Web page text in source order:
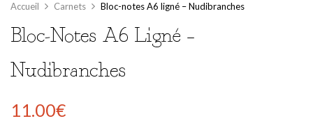
Accueil Carnets Bloc-notes A6 ligné – Nudibranches
Bloc-Notes A6 Ligné –
Nudibranches
11.00€